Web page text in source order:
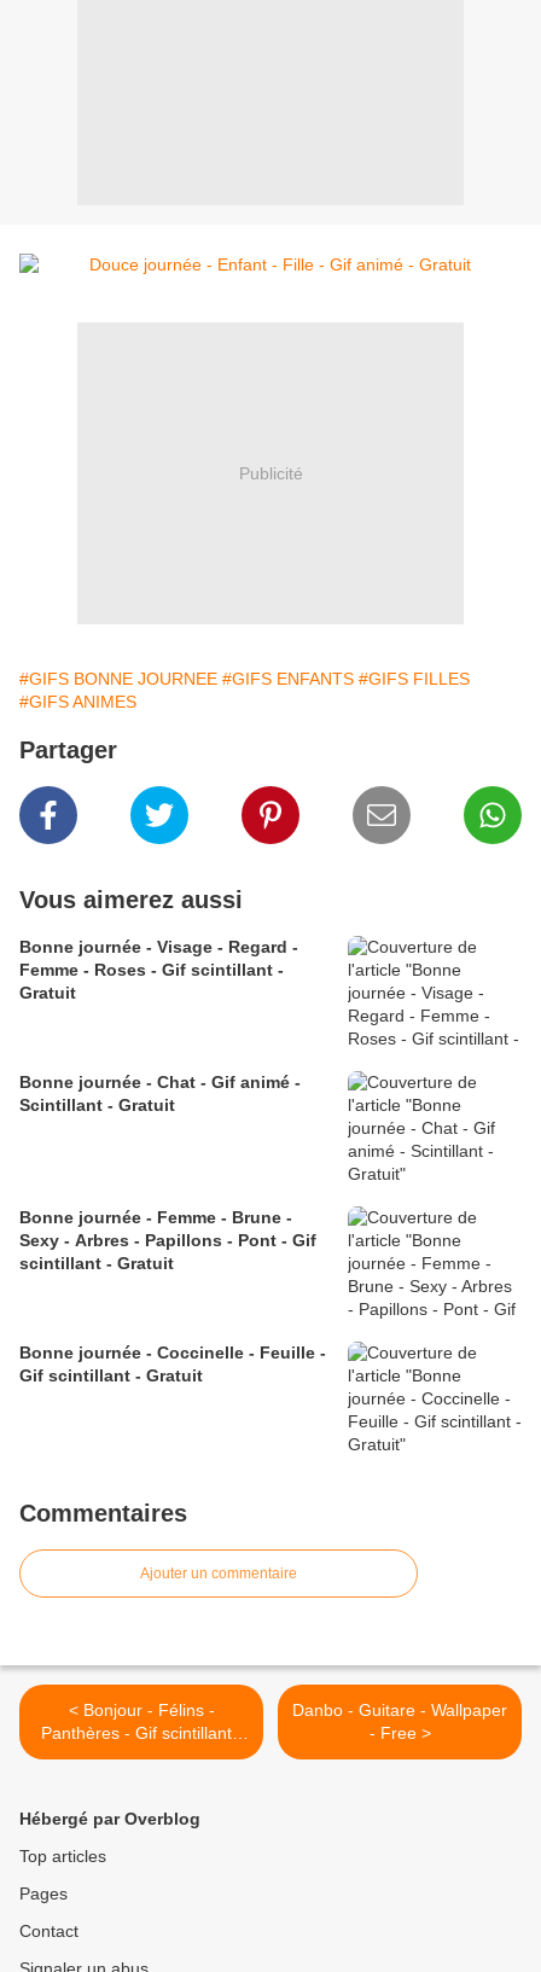
Publicité
#GIFS BONNE JOURNEE #GIFS ENFANTS #GIFS FILLES
#GIFS ANIMES
Partager
Vous aimerez aussi
Bonne journée - Visage - Regard -
Femme - Roses - Gif scintillant -
Gratuit
Bonne journée - Chat - Gif animé -
Scintillant - Gratuit
Bonne journée - Femme - Brune -
Sexy - Arbres - Papillons - Pont - Gif
scintillant - Gratuit
Bonne journée - Coccinelle - Feuille -
Gif scintillant - Gratuit
Commentaires
Ajouter un commentaire
< Bonjour - Félins -
Panthères - Gif scintillant -
Gratuit
Danbo - Guitare - Wallpaper
- Free >
Hébergé par Overblog
Top articles
Pages
Contact